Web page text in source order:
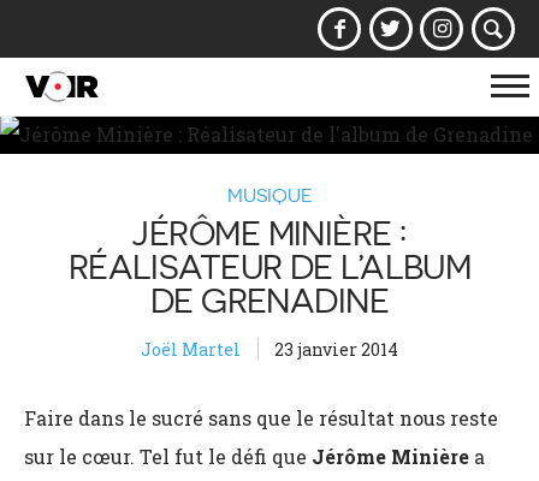
la
MUSIQUE
JÉRÔME MINIÈRE :
RÉALISATEUR DE L’ALBUM
DE GRENADINE
Joël Martel 23 janvier 2014
Faire dans le sucré sans que le résultat nous reste
sur le cœur. Tel fut le défi que Jérôme Minière a